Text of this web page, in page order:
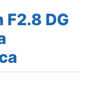
DG